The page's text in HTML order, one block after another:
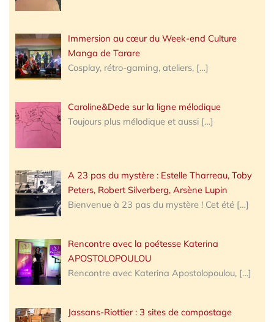
Immersion au cœur du Week-end Culture
Manga de Tarare
Cosplay, rétro-gaming, ateliers, […]
Caroline&Dede sur la ligne mélodique
Toujours plus mélodique et aussi […]
A 23 pas du mystère : Estelle Tharreau, Toby
Peters, Robert Silverberg, Arsène Lupin
Bienvenue à 23 pas du mystère ! Cet été […]
Rencontre avec la poétesse Katerina
APOSTOLOPOULOU
Rencontre avec Katerina Apostolopoulou, […]
Jassans-Riottier : 3 sites de compostage